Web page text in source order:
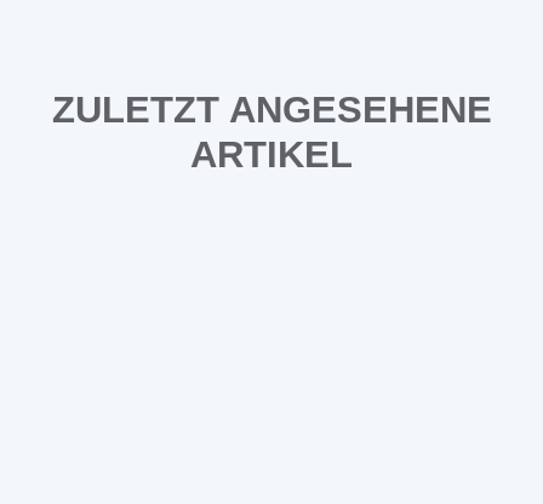
ZULETZT ANGESEHENE
ARTIKEL